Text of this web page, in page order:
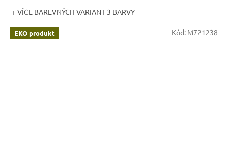
+ VÍCE BAREVNÝCH VARIANT 3 BARVY
EKO produkt Kód: M721238